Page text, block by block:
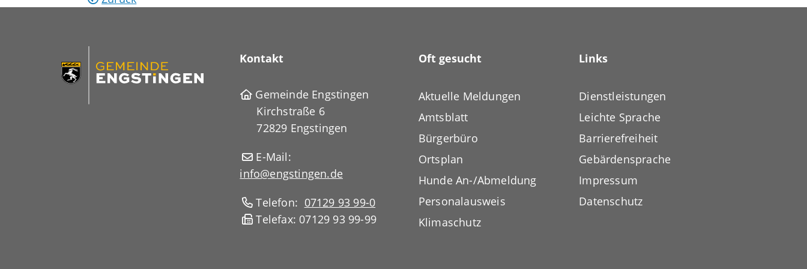
Kontakt
Gemeinde Engstingen
Kirchstraße 6
72829 Engstingen
E-Mail:
info@engstingen.de
Telefon: 07129 93 99-0
Telefax: 07129 93 99-99
Oft gesucht
Aktuelle Meldungen
Amtsblatt
Bürgerbüro
Ortsplan
Hunde An-/Abmeldung
Personalausweis
Klimaschutz
Links
Dienstleistungen
Leichte Sprache
Barrierefreiheit
Gebärdensprache
Impressum
Datenschutz